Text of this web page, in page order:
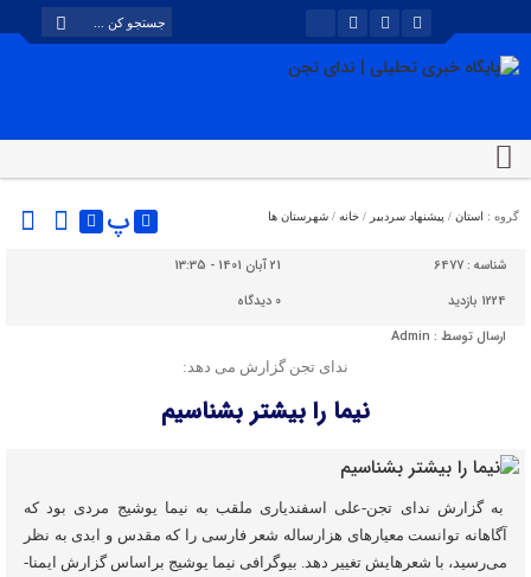
گروه : استان / پیشنهاد سردبیر / خانه / شهرستان ها پ
شناسه : 6477
21 آبان 1401 - 13:35
1224 بازدید
0 دیدگاه
ارسال توسط : Admin
ندای تجن گزارش می دهد:
نیما را بیشتر بشناسیم
به گزارش ندای تجن-علی اسفندیاری ملقب به نیما یوشیج مردی بود که
آگاهانه توانست معیارهای هزارساله شعر فارسی را که مقدس و ابدی به نظر
می‌رسید، با شعرهایش تغییر دهد. بیوگرافی نیما یوشیج براساس گزارش ایمنا-